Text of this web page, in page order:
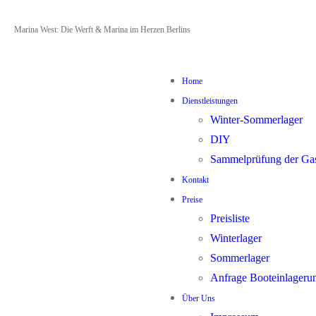
Zum
Menü
Schließen
Marina West: Die Werft & Marina im Herzen Berlins
Home
Dienstleistungen
Winter-Sommerlager
DIY
Sammelprüfung der
Kontakt
Preise
Preisliste
Winterlager
Sommerlager
Anfrage
Über Uns